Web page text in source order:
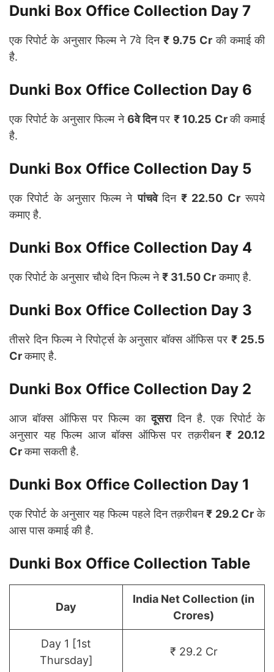
Dunki Box Office Collection Day 7
एक रिपोर्ट के अनुसार फिल्म ने 7वे दिन ₹ 9.75 Crकी कमाई की
है.
Dunki Box Office Collection Day 6
एक रिपोर्ट के अनुसार फिल्म ने6वे दिनपर ₹ 10.25 Crकी कमाई
है.
Dunki Box Office Collection Day 5
एक रिपोर्ट के अनुसार फिल्म नेपांचवेदिन₹ 22.50 Crरूपये
कमाए है.
Dunki Box Office Collection Day 4
एक रिपोर्ट के अनुसार चौथे दिन फिल्म ने₹ 31.50 Crकमाए है.
Dunki Box Office Collection Day 3
तीसरे दिन फिल्म ने रिपोर्ट्स के अनुसार बॉक्स ऑफिस पर₹ 25.5
Crकमाए है.
Dunki Box Office Collection Day 2
आज बॉक्स ऑफिस पर फिल्म कादूसरादिन है. एक रिपोर्ट के
अनुसार यह फिल्म आज बॉक्स ऑफिस पर तक़रीबन₹ 20.12
Crकमा सकती है.
Dunki Box Office Collection Day 1
एक रिपोर्ट के अनुसार यह फिल्म पहले दिन तक़रीबन₹ 29.2 Crके
आस पास कमाई की है.
Dunki Box Office Collection Table
Day
India Net Collection (in
Crores)
Day 1 [1st
Thursday]
₹ 29.2 Cr